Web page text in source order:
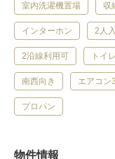
室内洗濯機置場 収
インターホン 2人
2沿線利用可 トイ
南西向き エアコン
プロパン
物件情報